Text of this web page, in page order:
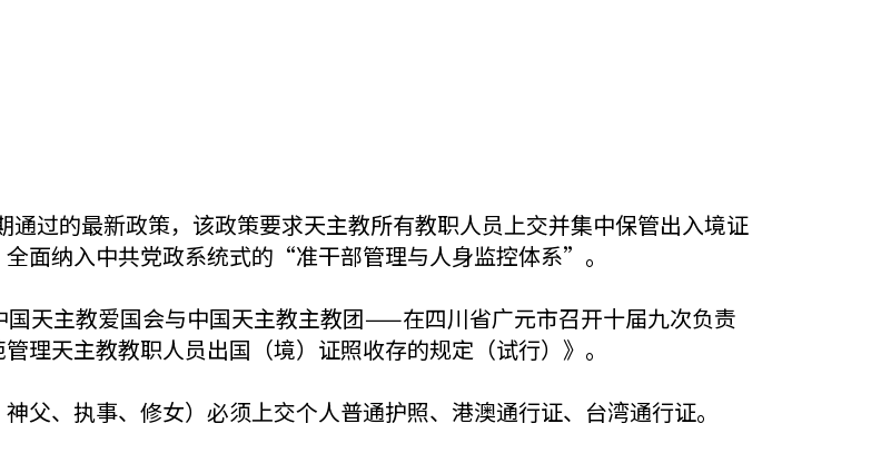
过的最新政策，该政策要求天主教所有教职人员上交并集中保管出入境证
面纳入中共党政系统式的“准干部管理与人身监控体系”。
天主教爱国会与中国天主教主教团——在四川省广元市召开十届九次负责
理天主教教职人员出国（境）证照收存的规定（试行）》。
父、执事、修女）必须上交个人普通护照、港澳通行证、台湾通行证。